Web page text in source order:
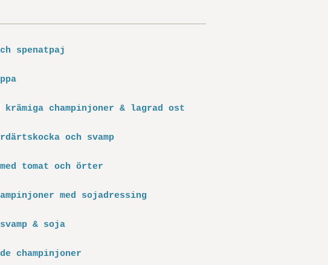
spenatpaj
krämiga champinjoner & lagrad ost
och svamp
tomat och örter
med sojadressing
& soja
champinjoner